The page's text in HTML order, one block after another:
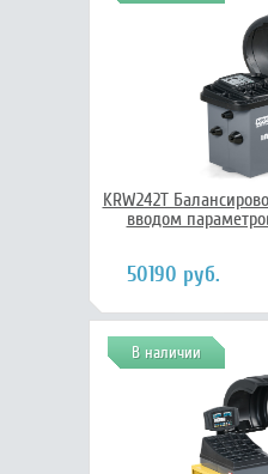
KRW242T
вводом
50190 руб.
В наличии